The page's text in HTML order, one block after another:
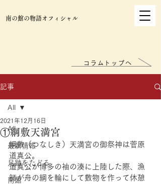
南の館の物語オフィシャル
記事
All
最新情報
足跡をたどる
南館
All
①綱敷天満宮
2021年12月16日
綱敷（つなしき）天満宮の御祭神は菅原
道真公。
道真公が博多の袖の湊に上陸した際、漁
師が舟の綱を輪にして敷物を作って休憩
コラムトップへ